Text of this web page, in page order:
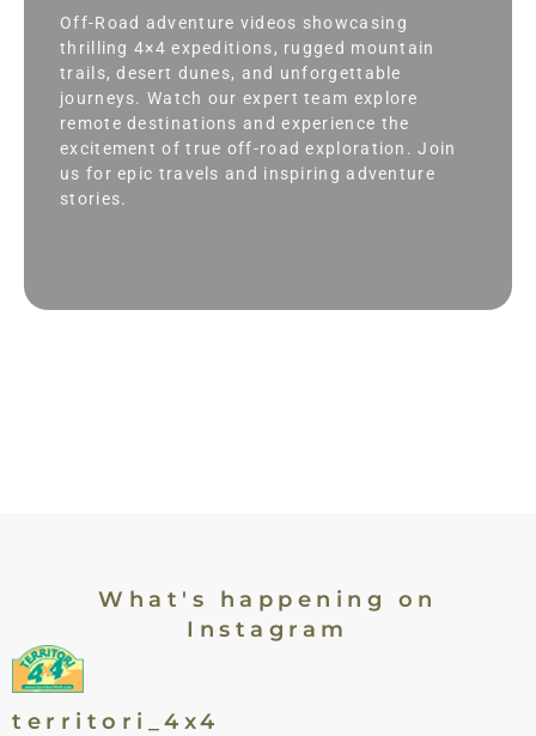
Off-Road adventure videos showcasing
thrilling 4×4 expeditions, rugged mountain
trails, desert dunes, and unforgettable
journeys. Watch our expert team explore
remote destinations and experience the
excitement of true off-road exploration. Join
us for epic travels and inspiring adventure
stories.
What's happening on
Instagram
territori_4x4